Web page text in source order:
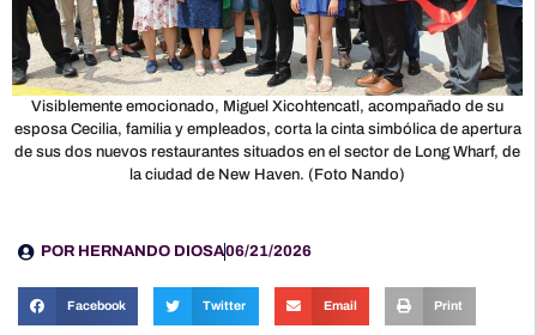
Visiblemente emocionado, Miguel Xicohtencatl, acompañado de su
esposa Cecilia, familia y empleados, corta la cinta simbólica de apertura
de sus dos nuevos restaurantes situados en el sector de Long Wharf, de
la ciudad de New Haven. (Foto Nando)
POR HERNANDO DIOSA06/21/2026
Facebook Twitter Email Print